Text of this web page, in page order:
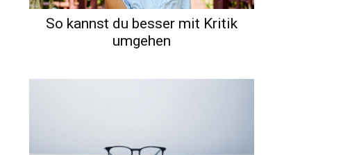
So kannst du besser mit Kritik
umgehen